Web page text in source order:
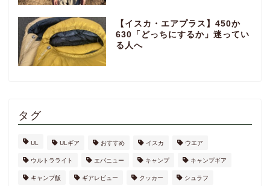
【イスカ・エアプラス】450か
630「どっちにするか」迷ってい
る人へ
タグ
UL ULギア おすすめ イスカ ウエア
ウルトラライト エバニュー キャンプ キャンプギア
キャンプ飯 ギアレビュー クッカー シュラフ